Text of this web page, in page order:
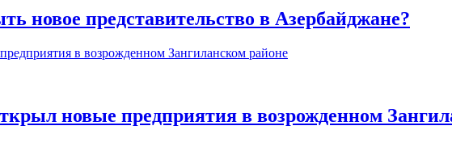
новое представительство в Азербайджане?
новые предприятия в возрожденном